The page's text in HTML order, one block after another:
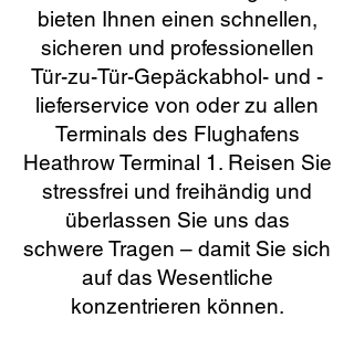
bieten Ihnen einen schnellen,
sicheren und professionellen
Tür-zu-Tür-Gepäckabhol- und -
lieferservice von oder zu allen
Terminals des Flughafens
Heathrow Terminal 1. Reisen Sie
stressfrei und freihändig und
überlassen Sie uns das
schwere Tragen – damit Sie sich
auf das Wesentliche
konzentrieren können.